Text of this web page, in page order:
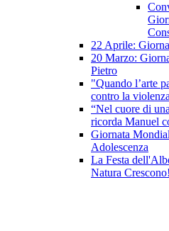
22 Aprile:
20 Marzo:
Pietro
"Quando l’arte
contro la
“Nel cuore di
ricorda Manuel
Giornata
Adolescenza
La Festa
Natura Crescono!